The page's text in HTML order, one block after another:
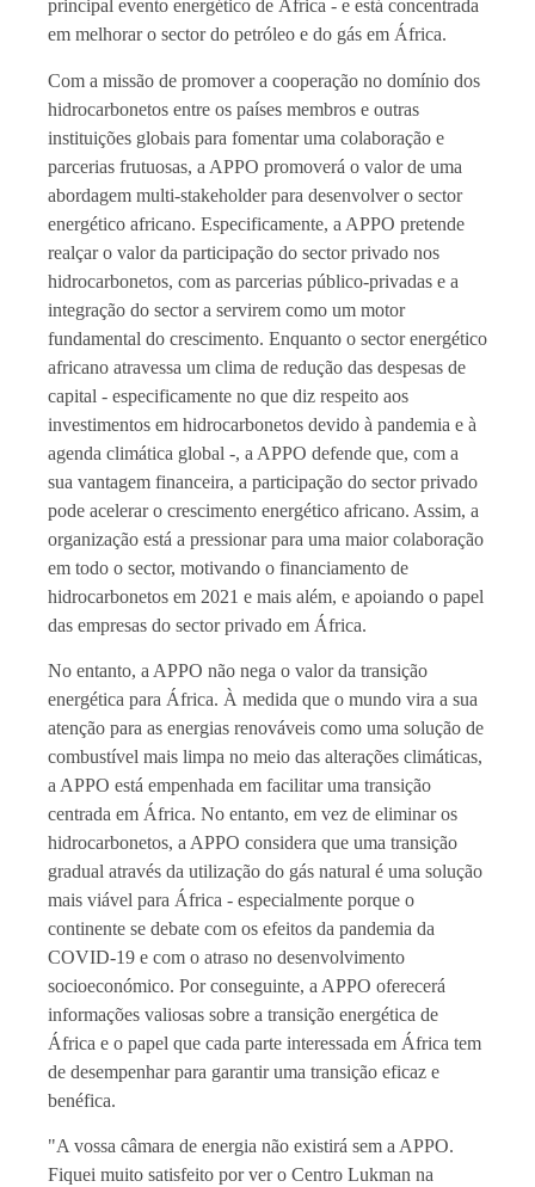
principal evento energético de África - e está concentrada
em melhorar o sector do petróleo e do gás em África.
Com a missão de promover a cooperação no domínio dos
hidrocarbonetos entre os países membros e outras
instituições globais para fomentar uma colaboração e
parcerias frutuosas, a APPO promoverá o valor de uma
abordagem multi-stakeholder para desenvolver o sector
energético africano. Especificamente, a APPO pretende
realçar o valor da participação do sector privado nos
hidrocarbonetos, com as parcerias público-privadas e a
integração do sector a servirem como um motor
fundamental do crescimento. Enquanto o sector energético
africano atravessa um clima de redução das despesas de
capital - especificamente no que diz respeito aos
investimentos em hidrocarbonetos devido à pandemia e à
agenda climática global -, a APPO defende que, com a
sua vantagem financeira, a participação do sector privado
pode acelerar o crescimento energético africano. Assim, a
organização está a pressionar para uma maior colaboração
em todo o sector, motivando o financiamento de
hidrocarbonetos em 2021 e mais além, e apoiando o papel
das empresas do sector privado em África.
No entanto, a APPO não nega o valor da transição
energética para África. À medida que o mundo vira a sua
atenção para as energias renováveis como uma solução de
combustível mais limpa no meio das alterações climáticas,
a APPO está empenhada em facilitar uma transição
centrada em África. No entanto, em vez de eliminar os
hidrocarbonetos, a APPO considera que uma transição
gradual através da utilização do gás natural é uma solução
mais viável para África - especialmente porque o
continente se debate com os efeitos da pandemia da
COVID-19 e com o atraso no desenvolvimento
socioeconómico. Por conseguinte, a APPO oferecerá
informações valiosas sobre a transição energética de
África e o papel que cada parte interessada em África tem
de desempenhar para garantir uma transição eficaz e
benéfica.
"A vossa câmara de energia não existirá sem a APPO.
Fiquei muito satisfeito por ver o Centro Lukman na